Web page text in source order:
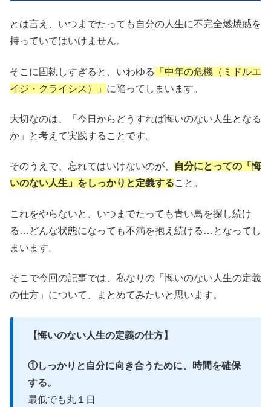
とは言え、いつまでたっても自分の人生に不完全燃焼感を
持っていてはいけません。
そこに固執しすぎると、いわゆる
「中年の危機（ミドルエ
イジ・クライシス）」 に陥ってしまいます。
大切なのは、「今日からどうすれば悔いのない人生となる
か」と考えて実践することです。
そのうえで、忘れてはいけないのが、
自分にとっての「悔
いのない人生」をしっかりと定義すること。
これをやらないと、いつまでたっても青い鳥を探し続け
る…どんな状態になっても不満を抱え続ける…となってし
まいます。
そこで今回の記事では、私なりの「悔いのない人生の定義
の仕方」について、まとめてみたいと思います。
【悔いのない人生の定義の仕方】
①しっかりと自分に向き合うために、時間を確保
する。
最低でも丸１日